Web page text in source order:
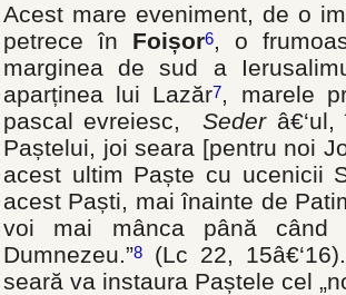
Acest mare eveniment, de o
petrece în Foișor6, o
marginea de sud a
aparținea lui Lazăr7, marele
pascal evreiesc,
Seder
Paștelui, joi seara [pentru noi
acest ultim Paște cu ucenicii
acest Paști, mai înainte de
voi mai mânca până
Dumnezeu.”8
(Lc 22,
seară va instaura Paștele cel